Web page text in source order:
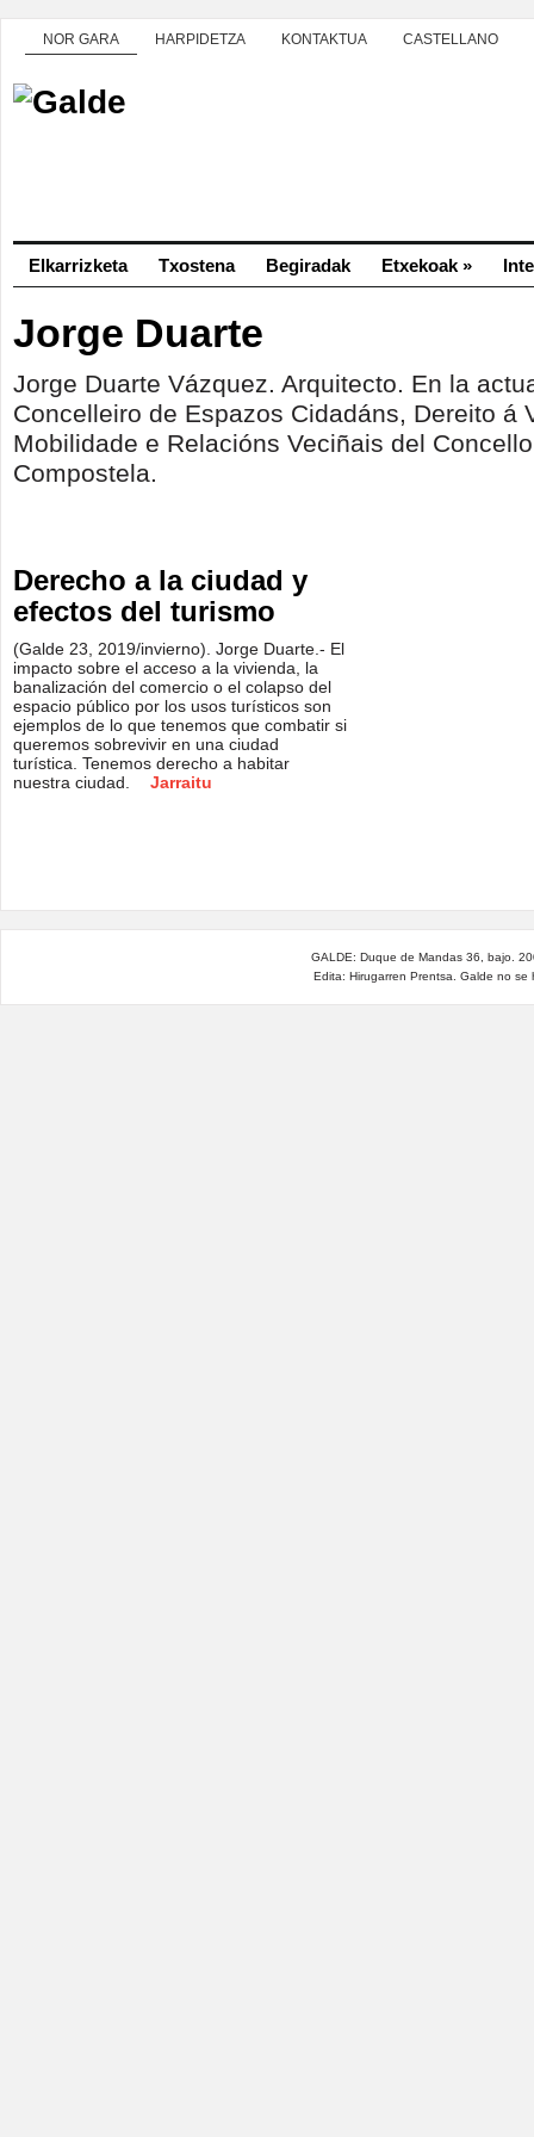
NOR GARA HARPIDETZA KONTAKTUA CASTELLANO
Elkarrizketa Txostena Begiradak Etxekoak »
Jorge Duarte
Jorge Duarte Vázquez. Arquitecto. En la
Concelleiro de Espazos Cidadáns, Dereito á
Mobilidade e Relacións Veciñais del
Compostela.
Derecho a la ciudad y
efectos del turismo
(Galde 23, 2019/invierno). Jorge Duarte.- El
impacto sobre el acceso a la vivienda, la
banalización del comercio o el colapso del
espacio público por los usos turísticos son
ejemplos de lo que tenemos que combatir si
queremos sobrevivir en una ciudad
turística. Tenemos derecho a habitar
nuestra ciudad.
Jarraitu
GALDE: Duque de Mandas 36, bajo.
Edita: Hirugarren Prentsa. Galde no